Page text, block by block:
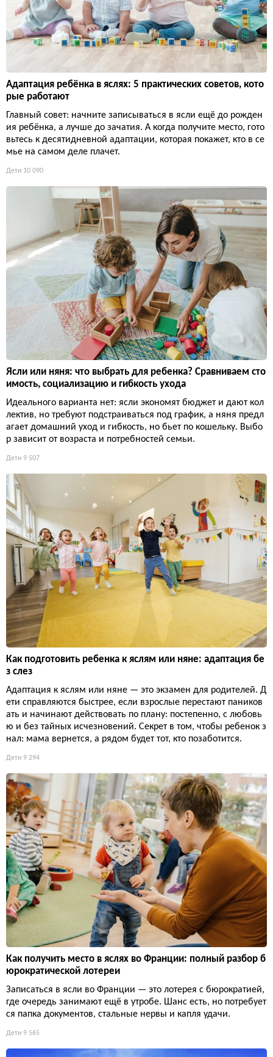
Адаптация ребёнка в яслях: 5 практических советов, кото
рые работают
Главный совет: начните записываться в ясли ещё до рожден
ия ребёнка, а лучше до зачатия. А когда получите место, гото
вьтесь к десятидневной адаптации, которая покажет, кто в се
мье на самом деле плачет.
Дети 10 090
Ясли или няня: что выбрать для ребенка? Сравниваем сто
имость, социализацию и гибкость ухода
Идеального варианта нет: ясли экономят бюджет и дают кол
лектив, но требуют подстраиваться под график, а няня предл
агает домашний уход и гибкость, но бьет по кошельку. Выбо
р зависит от возраста и потребностей семьи.
Дети 9 507
Как подготовить ребенка к яслям или няне: адаптация бе
з слез
Адаптация к яслям или няне — это экзамен для родителей. Д
ети справляются быстрее, если взрослые перестают паников
ать и начинают действовать по плану: постепенно, с любовь
ю и без тайных исчезновений. Секрет в том, чтобы ребенок з
нал: мама вернется, а рядом будет тот, кто позаботится.
Дети 9 294
Как получить место в яслях во Франции: полный разбор б
юрократической лотереи
Записаться в ясли во Франции — это лотерея с бюрократией,
где очередь занимают ещё в утробе. Шанс есть, но потребует
ся папка документов, стальные нервы и капля удачи.
Дети 9 565